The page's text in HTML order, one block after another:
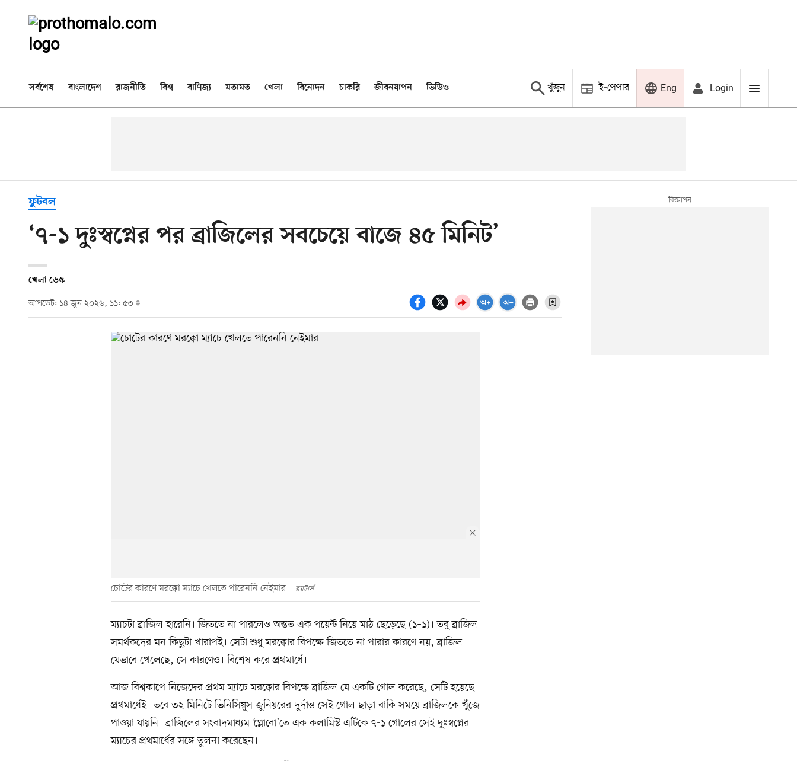
সর্বশেষ বাংলাদেশ রাজনীতি বিশ্ব বাণিজ্য মতামত খেলা বিনোদন চাকরি জীবনযাপন ভিডিও খুঁজুন ই-পেপার Eng Login
ফুটবল
‘৭-১ দুঃস্বপ্নের পর ব্রাজিলের সবচেয়ে বাজে ৪৫ মিনিট’
খেলা ডেস্ক
আপডেট: ১৪ জুন ২০২৬, ১১: ৫৩
চোটের কারণে মরক্কো ম্যাচে খেলতে পারেননি নেইমার রয়টার্স
ম্যাচটা ব্রাজিল হারেনি। জিততে না পারলেও অন্তত এক পয়েন্ট নিয়ে মাঠ ছেড়েছে (১–১)। তবু ব্রাজিল
সমর্থকদের মন কিছুটা খারাপই। সেটা শুধু মরক্কোর বিপক্ষে জিততে না পারার কারণে নয়, ব্রাজিল
যেভাবে খেলেছে, সে কারণেও। বিশেষ করে প্রথমার্ধে।
আজ বিশ্বকাপে নিজেদের প্রথম ম্যাচে মরক্কোর বিপক্ষে ব্রাজিল যে একটি গোল করেছে, সেটি হয়েছে
প্রথমার্ধেই। তবে ৩২ মিনিটে ভিনিসিয়ুস জুনিয়রের দুর্দান্ত সেই গোল ছাড়া বাকি সময়ে ব্রাজিলকে খুঁজে
পাওয়া যায়নি। ব্রাজিলের সংবাদমাধ্যম ‘গ্লোবো’তে এক কলামিস্ট এটিকে ৭-১ গোলের সেই দুঃস্বপ্নের
ম্যাচের প্রথমার্ধের সঙ্গে তুলনা করেছেন।